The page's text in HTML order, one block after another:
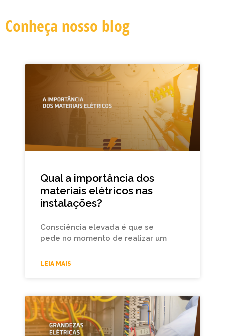
Conheça nosso blog
Qual a importância dos
materiais elétricos nas
instalações?
Consciência elevada é que se
pede no momento de realizar um
LEIA MAIS